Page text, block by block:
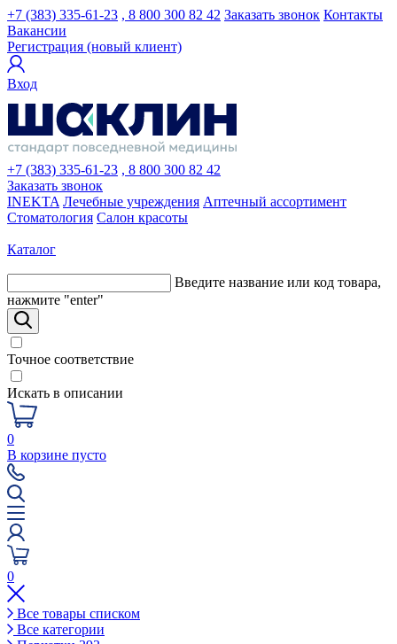
+7 (383) 335-61-23 , 8 800 300 82 42 Заказать звонок Контакты
Вакансии
Регистрация (новый клиент)
Вход
+7 (383) 335-61-23 , 8 800 300 82 42
Заказать звонок
INEKTA Лечебные учреждения Аптечный ассортимент
Стоматология Салон красоты
Каталог
Введите название или код товара,
нажмите "enter"
Точное соответствие
Искать в описании
0
В корзине пусто
0
Все товары списком
Все категории